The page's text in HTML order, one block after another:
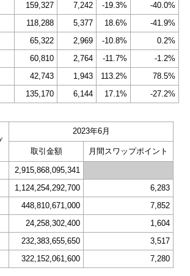
159,327 7,242 -19.3%
-40.0%
118,288 5,377 18.6%
-41.9%
65,322 2,969 -10.8%
0.2%
60,810 2,764 -11.7%
-1.2%
42,743 1,943 113.2%
78.5%
135,170 6,144 17.1% -27.2%
2023年6月
取引金額 月間スワップポイント
2,915,868,095,341
1,124,254,292,700
6,283
448,810,671,000
7,852
24,258,302,400
1,604
232,383,655,650
3,517
322,152,061,600 7,280